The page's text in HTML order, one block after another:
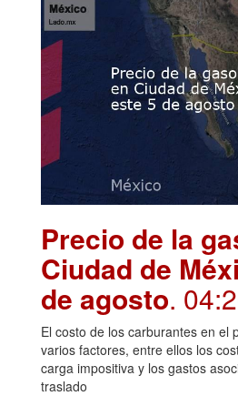
Precio de la
Ciudad de
de agosto.
El costo de los carburantes en el
varios factores, entre ellos los
carga impositiva y los gastos
traslado